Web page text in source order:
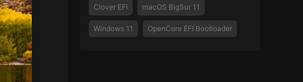
Clover EFI macOS BigSur 11
Windows 11 OpenCore EFI Bootloader